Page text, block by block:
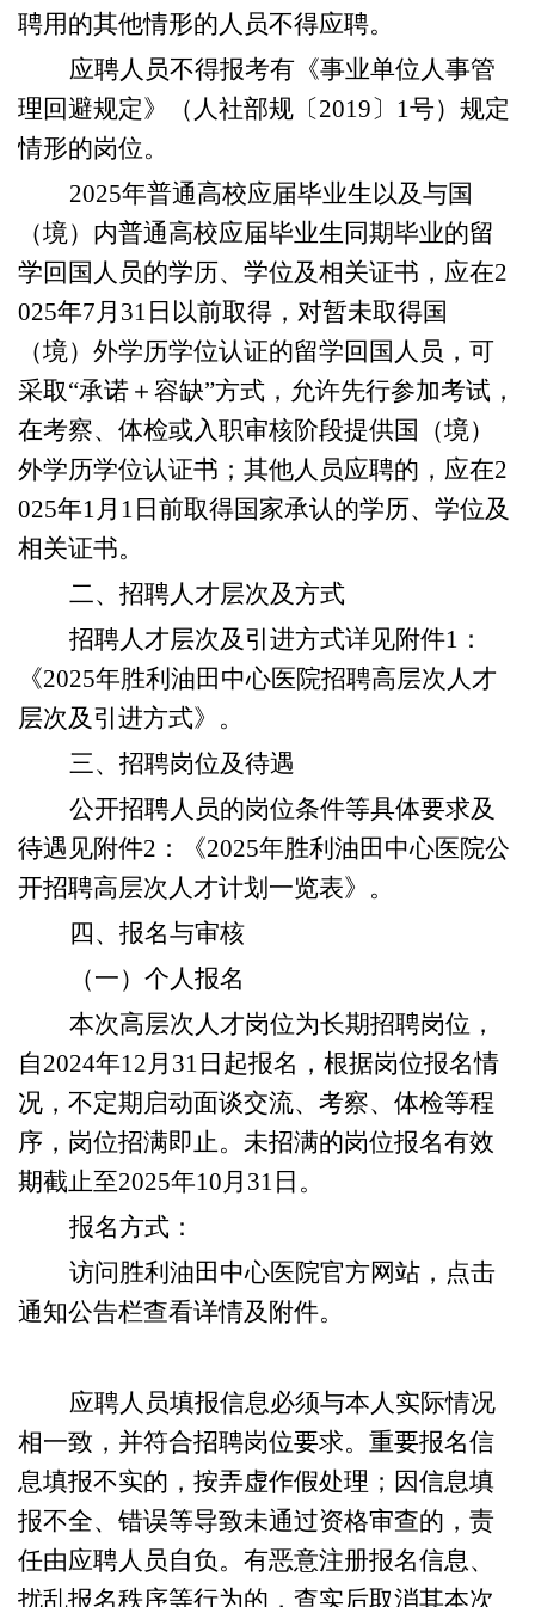
聘用的其他情形的人员不得应聘。
应聘人员不得报考有《事业单位人事管
理回避规定》（人社部规〔2019〕1号）规定
情形的岗位。
2025年普通高校应届毕业生以及与国
（境）内普通高校应届毕业生同期毕业的留
学回国人员的学历、学位及相关证书，应在2
025年7月31日以前取得，对暂未取得国
（境）外学历学位认证的留学回国人员，可
采取“承诺＋容缺”方式，允许先行参加考试，
在考察、 体检或入职审核阶段提供国（境）
外学历学位认证书；其他人员应聘的 ，应在2
025年1月 1 日前取得国家承认的学历、学位及
相关证书。
二、招聘人才层次及方式
招聘人才层次及引进方式详见附件1：
《2025年胜利油田中心医院招聘高层次人才
层次及引进方式》。
三、招聘岗位及待遇
公开招聘人员的岗位条件等具体要求及
待遇 见附件2 ： 《2025年胜利油田中心医院公
开招聘高层次人才计划一览表》。
四、报名与审核
（一）个人报名
本次高层次人才岗位为长期招聘岗位，
自2024年12月31日起报名，根据岗位报名情
况，不定期启动面谈交流、考察、体检等程
序，岗位招满即止。未招满的岗位报名有效
期截止至2025年10月31日。
报名方式：
访问胜利油田中心医院官方网站，点击
通知公告栏查看详情及附件。
应聘人员填报信息必须与本人实际情况
相一致，并符合招聘岗位要求。重要报名信
息填报不实的，按弄虚作假处理；因信息填
报不全、错误等导致未通过资格审查的，责
任由应聘人员自负。有恶意注册报名信息、
扰乱报名秩序等行为的，查实后取消其本次